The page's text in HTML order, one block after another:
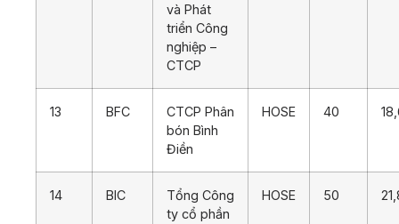
và Phát
triển Công
nghiệp –
CTCP
13 BFC
CTCP Phân
bón Bình
Điền
HOSE 40
14 BIC
Tổng Công
ty cổ phần
HOSE 50